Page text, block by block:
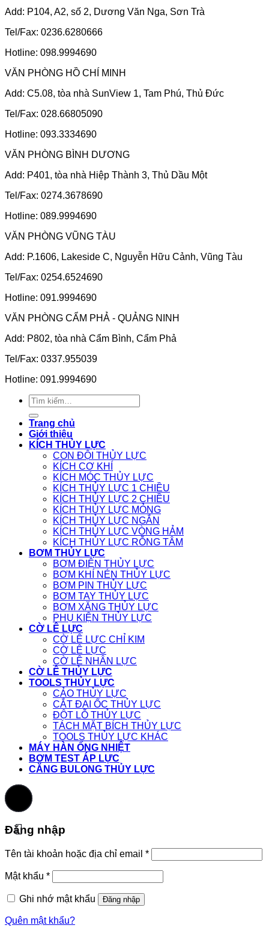
Add: P104, A2, số 2, Dương Văn Nga, Sơn Trà
Tel/Fax: 0236.6280666
Hotline: 098.9994690
VĂN PHÒNG HỒ CHÍ MINH
Add: C5.08, tòa nhà SunView 1, Tam Phú, Thủ Đức
Tel/Fax: 028.66805090
Hotline: 093.3334690
VĂN PHÒNG BÌNH DƯƠNG
Add: P401, tòa nhà Hiệp Thành 3, Thủ Dầu Một
Tel/Fax: 0274.3678690
Hotline: 089.9994690
VĂN PHÒNG VŨNG TÀU
Add: P.1606, Lakeside C, Nguyễn Hữu Cảnh, Vũng Tàu
Tel/Fax: 0254.6524690
Hotline: 091.9994690
VĂN PHÒNG CẨM PHẢ - QUẢNG NINH
Add: P802, tòa nhà Cẩm Bình, Cẩm Phả
Tel/Fax: 0337.955039
Hotline: 091.9994690
Tìm
kiếm:
Trang chủ
Giới thiệu
KÍCH THỦY LỰC
CON ĐỘI THỦY LỰC
KÍCH CƠ KHÍ
KÍCH MÓC THỦY LỰC
KÍCH THỦY LỰC 1 CHIỀU
KÍCH THỦY LỰC 2 CHIỀU
KÍCH THỦY LỰC MỎNG
KÍCH THỦY LỰC NGẮN
KÍCH THỦY LỰC VÒNG HẢM
KÍCH THỦY LỰC RỖNG TÂM
BƠM THỦY LỰC
BƠM ĐIỆN THỦY LỰC
BƠM KHÍ NÉN THỦY LỰC
BƠM PIN THỦY LỰC
BƠM TAY THỦY LỰC
BƠM XĂNG THỦY LỰC
PHỤ KIỆN THỦY LỰC
CỜ LÊ LỰC
CỜ LÊ LỰC CHỈ KIM
CỜ LÊ LỰC
CỜ LÊ NHÂN LỰC
CỜ LÊ THỦY LỰC
TOOLS THỦY LỰC
CẢO THỦY LỰC
CẮT ĐAI ỐC THỦY LỰC
ĐỘT LỖ THỦY LỰC
TÁCH MẶT BÍCH THỦY LỰC
TOOLS THỦY LỰC KHÁC
MÁY HÀN ỐNG NHIỆT
BƠM TEST ÁP LỰC
CĂNG BULONG THỦY LỰC
Đăng nhập
Tên tài khoản hoặc địa chỉ email *
Mật khẩu *
Ghi nhớ mật khẩu Đăng nhập
Quên mật khẩu?